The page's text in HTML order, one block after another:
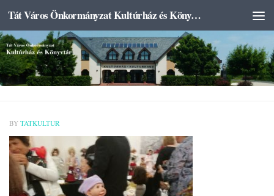
Skip to content Tát Város Önkormányzat Kultúrház és Könyvtár
BY TATKULTUR